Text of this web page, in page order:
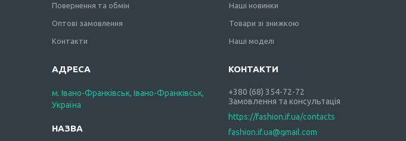
Повернення та обмін
Оптові замовлення
Контакти
Наші новинки
Товари зі знижкою
Наші моделі
м. Івано-Франківськ, Івано-Франківськ,
Україна
+380 (68) 354-72-72
Замовлення та консультація
https://fashion.if.ua/contacts
fashion.if.ua@gmail.com